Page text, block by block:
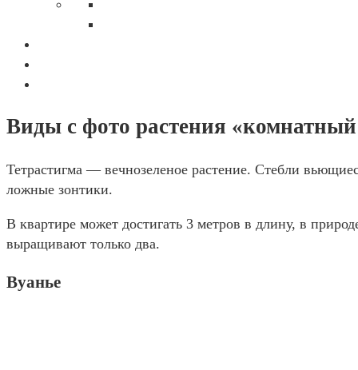
Виды с фото растения
Тетрастигма — вечнозеленое растение. Стебли
ложные зонтики.
В квартире может достигать 3 метров в длину, в
выращивают только два.
Вуанье